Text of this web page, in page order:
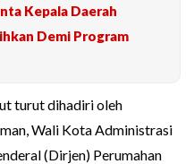
Kepala Daerah
Demi Program
turut dihadiri oleh
Wali Kota Administrasi
(Dirjen) Perumahan